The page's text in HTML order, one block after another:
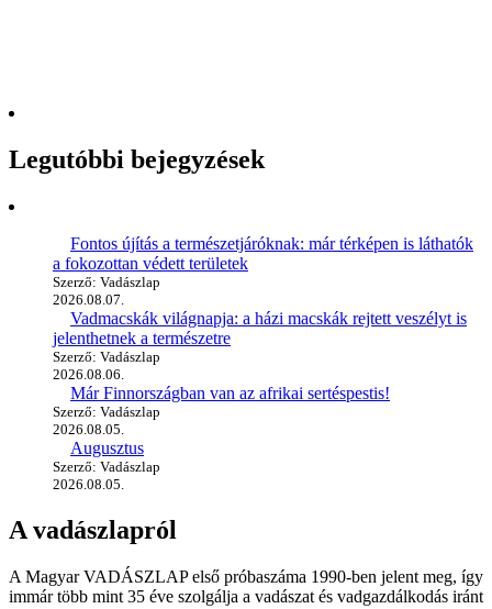
Legutóbbi bejegyzések
Fontos újítás a természetjáróknak: már térképen is láthatók
a fokozottan védett területek
Szerző: Vadászlap
2026.08.07.
Vadmacskák világnapja: a házi macskák rejtett veszélyt is
jelenthetnek a természetre
Szerző: Vadászlap
2026.08.06.
Már Finnországban van az afrikai sertéspestis!
Szerző: Vadászlap
2026.08.05.
Augusztus
Szerző: Vadászlap
2026.08.05.
A vadászlapról
A Magyar VADÁSZLAP első próbaszáma 1990-ben jelent meg, így
immár több mint 35 éve szolgálja a vadászat és vadgazdálkodás iránt